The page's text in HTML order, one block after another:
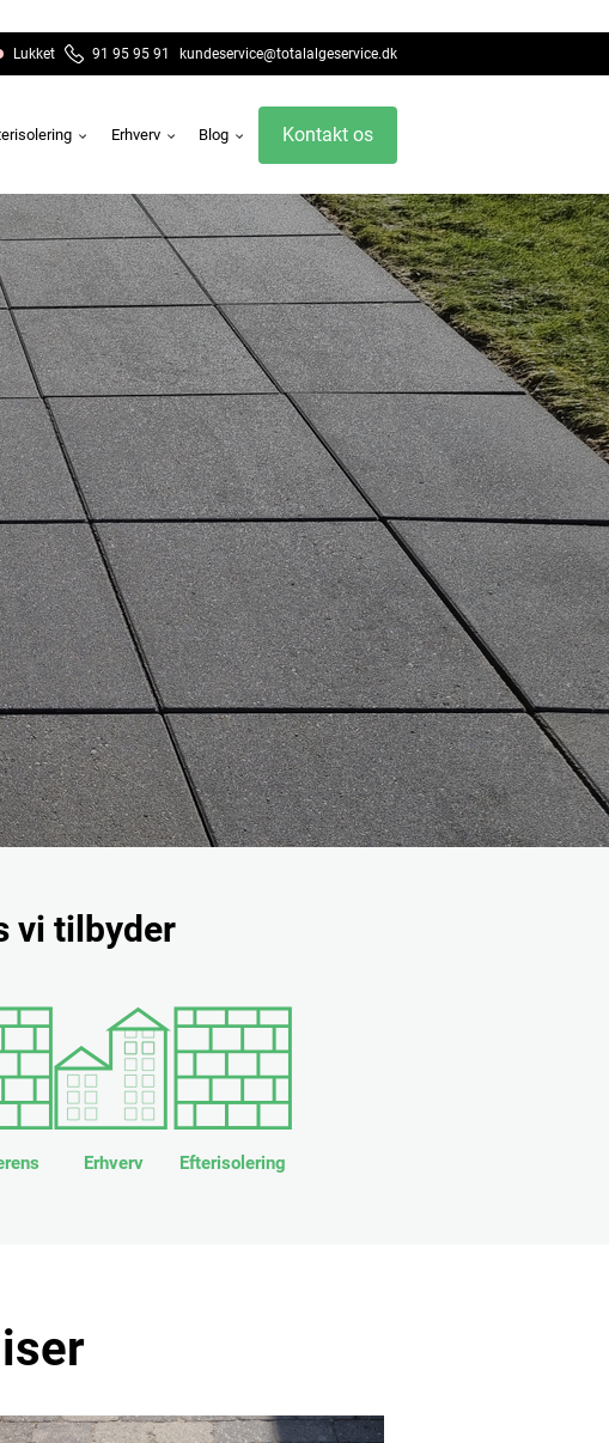
Lukket 91 95 95 91 kundeservice@totalalgeservice.dk
Erhverv Blog Kontakt os
vi tilbyder
Erhverv Efterisolering